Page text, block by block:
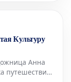
и
это
свет посл
Культуру
Анна
путешествий